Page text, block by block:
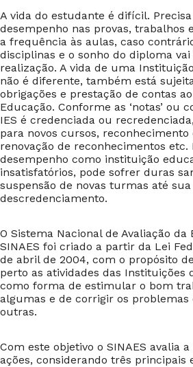
A vida do estudante é difícil.
desempenho nas provas, trabalhos
a frequência às aulas, caso
disciplinas e o sonho do diploma
realização. A vida de uma
não é diferente, também está
obrigações e prestação de contas
Educação. Conforme as ‘notas’ ou
IES é credenciada ou
para novos cursos, reconhecimento
renovação de reconhecimentos etc.
desempenho como instituição
insatisfatórios, pode sofrer duras
suspensão de novas turmas até
descredenciamento.
O Sistema Nacional de Avaliação
SINAES foi criado a partir da Lei
de abril de 2004, com o propósito
perto as atividades das Instituições
como forma de estimular o bom
algumas e de corrigir os problemas
outras.
Com este objetivo o SINAES avalia
ações, considerando três principais